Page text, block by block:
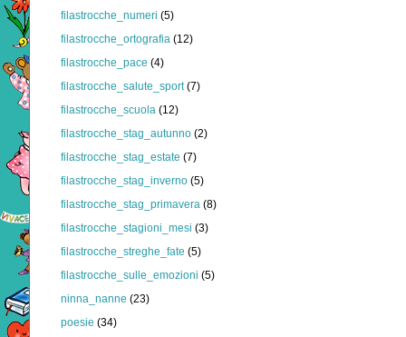
filastrocche_numeri (5)
filastrocche_ortografia (12)
filastrocche_pace (4)
filastrocche_salute_sport (7)
filastrocche_scuola (12)
filastrocche_stag_autunno (2)
filastrocche_stag_estate (7)
filastrocche_stag_inverno (5)
filastrocche_stag_primavera (8)
filastrocche_stagioni_mesi (3)
filastrocche_streghe_fate (5)
filastrocche_sulle_emozioni (5)
ninna_nanne (23)
poesie (34)